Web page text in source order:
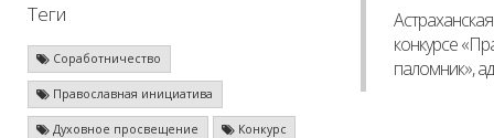
Теги
Соработничество
Православная инициатива
Духовное просвещение Конкурс
конкурсе
паломник»,